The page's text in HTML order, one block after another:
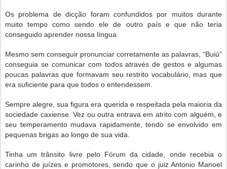
Os problema de dicção foram confundidos por muitos durante
muito tempo como sendo ele de outro país e que não teria
conseguido aprender nossa língua.
Mesmo sem conseguir pronunciar corretamente as palavras, “Buiú”
conseguia se comunicar com todos através de gestos e algumas
poucas palavras que formavam seu restrito vocabulário, mas que
era suficiente para que todos o entendessem.
Sempre alegre, sua figura era querida e respeitada pela maioria da
sociedade caxiense. Vez ou outra entrava em atrito com alguém, e
seu temperamento mudava rapidamente, tendo se envolvido em
pequenas brigas ao longo de sua vida.
Tinha um trânsito livre pelo Fórum da cidade, onde recebia o
carinho de juízes e promotores, sendo que o juiz Antonio Manoel